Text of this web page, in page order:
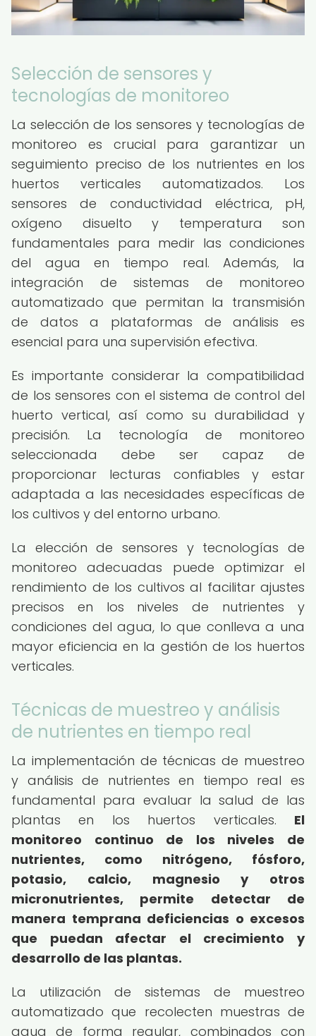
Selección de sensores y
tecnologías de monitoreo
La selección de los sensores y tecnologías de
monitoreo es crucial para garantizar un
seguimiento preciso de los nutrientes en los
huertos verticales automatizados. Los
sensores de conductividad eléctrica, pH,
oxígeno disuelto y temperatura son
fundamentales para medir las condiciones
del agua en tiempo real. Además, la
integración de sistemas de monitoreo
automatizado que permitan la transmisión
de datos a plataformas de análisis es
esencial para una supervisión efectiva.
Es importante considerar la compatibilidad
de los sensores con el sistema de control del
huerto vertical, así como su durabilidad y
precisión. La tecnología de monitoreo
seleccionada debe ser capaz de
proporcionar lecturas confiables y estar
adaptada a las necesidades específicas de
los cultivos y del entorno urbano.
La elección de sensores y tecnologías de
monitoreo adecuadas puede optimizar el
rendimiento de los cultivos al facilitar ajustes
precisos en los niveles de nutrientes y
condiciones del agua, lo que conlleva a una
mayor eficiencia en la gestión de los huertos
verticales.
Técnicas de muestreo y análisis
de nutrientes en tiempo real
La implementación de técnicas de muestreo
y análisis de nutrientes en tiempo real es
fundamental para evaluar la salud de las
plantas en los huertos verticales. El
monitoreo continuo de los niveles de
nutrientes, como nitrógeno, fósforo,
potasio, calcio, magnesio y otros
micronutrientes, permite detectar de
manera temprana deficiencias o excesos
que puedan afectar el crecimiento y
desarrollo de las plantas.
La utilización de sistemas de muestreo
automatizado que recolecten muestras de
agua de forma regular, combinados con